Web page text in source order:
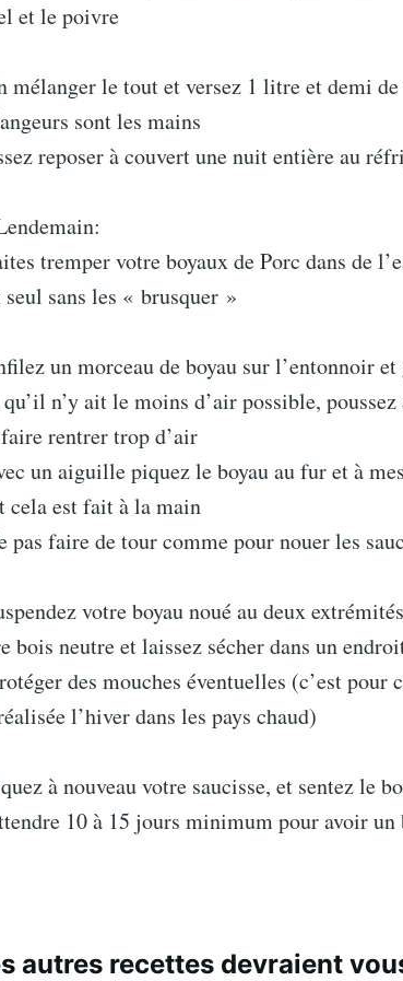
et le poivre
mélanger le tout et versez 1 litre et demi
sont les mains
reposer à couvert une nuit entière au
tremper votre boyaux de Porc dans de
sans les « brusquer »
un morceau de boyau sur l’entonnoir
n’y ait le moins d’air possible,
rentrer trop d’air
un aiguille piquez le boyau au fur et à
cela est fait à la main
pas faire de tour comme pour nouer les
votre boyau noué au deux
bois neutre et laissez sécher dans un
des mouches éventuelles (c’est
l’hiver dans les pays chaud)
à nouveau votre saucisse, et sentez le
10 à 15 jours minimum pour avoir un
autres recettes devraient